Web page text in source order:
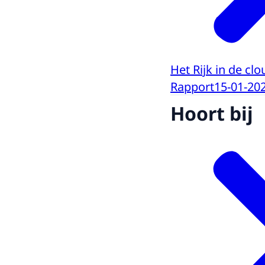
Het Rijk in de
Rapport15-01-
Hoort bij